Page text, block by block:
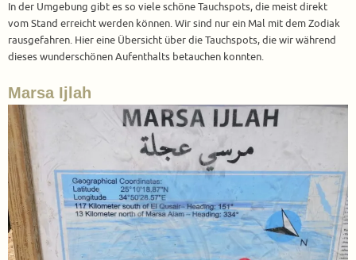
In der Umgebung gibt es so viele schöne Tauchspots, die meist direkt
vom Stand erreicht werden können. Wir sind nur ein Mal mit dem Zodiak
rausgefahren. Hier eine Übersicht über die Tauchspots, die wir während
dieses wunderschönen Aufenthalts betauchen konnten.
Marsa Ijlah